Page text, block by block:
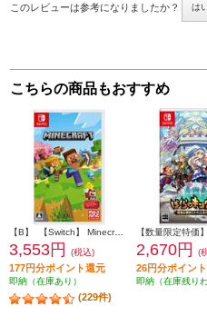
このレビューは参考になりましたか？ は
こちらの商品もおすすめ
【B】 【Switch】 Minecraft（マインクラフト）
3,553円 (税込)
177円分ポイント還元
即納（在庫あり）
(229件)
2,670円 (
26円分ポイン
即納（在庫残り